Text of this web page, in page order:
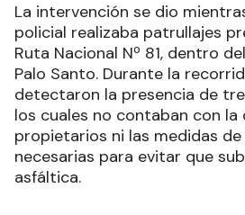
La intervención se dio
policial realizaba patrullajes
Ruta Nacional Nº 81, dentro
Palo Santo. Durante la
detectaron la presencia de
los cuales no contaban con la
propietarios ni las medidas
necesarias para evitar que
asfáltica.